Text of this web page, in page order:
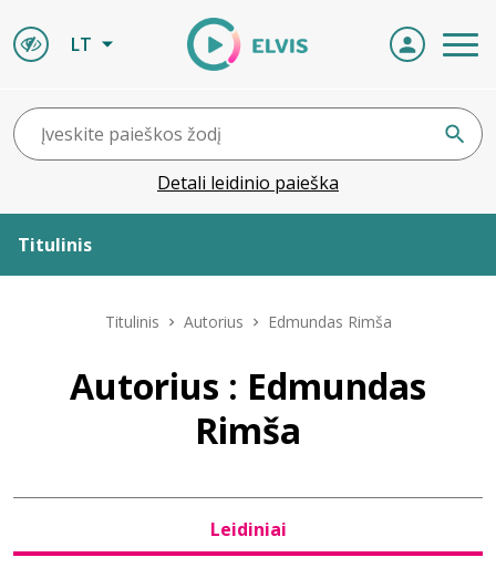
LT
Detali leidinio paieška
Titulinis
Leidiniai
Naujienos
Bibliotekoms
Titulinis Autorius Edmundas Rimša
Autorius : Edmundas
Rimša
Leidiniai